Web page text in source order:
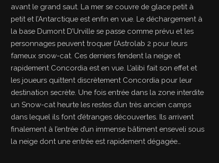
avant le grand saut. La mer se couvre de glace petit à
petit et l’Antarctique est enfin en vue. Le déchargement à
la base Dumont D’Urville se passe comme prévu et les
personnages peuvent troquer l’Astrolab 2 pour leurs
fameux snow-cat. Ces derniers fendent la neige et
rapidement Concordia est en vue. L’alibi fait son effet et
les joueurs quittent discrètement Concordia pour leur
destination secrète. Une fois entrée dans la zone interdite
un Snow-cat heurte les restes d’un très ancien camps
dans lequel ils font d’étranges découvertes. Ils arrivent
finalement à l’entrée d’un immense bâtiment enseveli sous
la neige dont une entrée est rapidement dégagée…